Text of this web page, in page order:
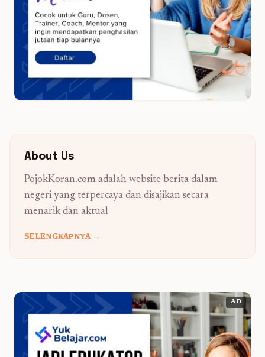
About Us
PojokKoran.com adalah website berita dalam
negeri yang terpercaya dan disajikan secara
menarik dan aktual
SELENGKAPNYA →
AD